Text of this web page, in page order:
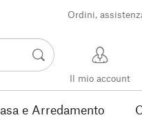
Ordini,
Il mio account
e Arredamento